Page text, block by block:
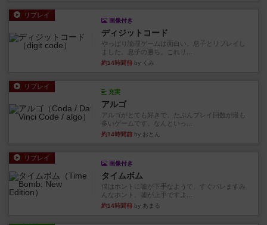
リプレイ
画像付き
ディジットコード
やっぱり論理ゲームは面白い。息子とリプレイし
ました。息子の勝ち。これリ...
約14時間前 by くみ
リプレイ
充実
アルゴ
アルゴがとても好きで、たぶんプレイ回数が最も
多いゲームです。なんといっ...
約14時間前 by おとん
リプレイ
画像付き
タイムボム
僕はホントに嘘が下手なようで、すぐバレますみ
んなホント、嘘が上手ですよ...
約14時間前 by あまる